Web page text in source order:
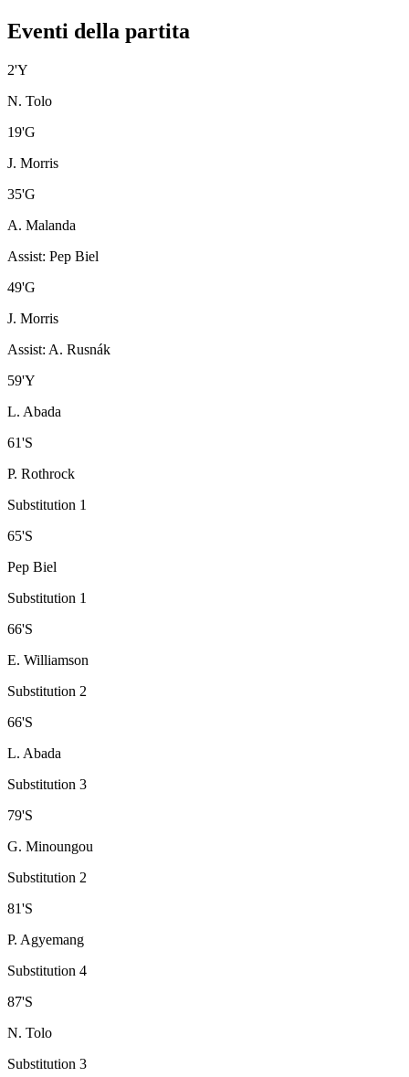
Eventi della partita
2'Y
N. Tolo
19'G
J. Morris
35'G
A. Malanda
Assist: Pep Biel
49'G
J. Morris
Assist: A. Rusnák
59'Y
L. Abada
61'S
P. Rothrock
Substitution 1
65'S
Pep Biel
Substitution 1
66'S
E. Williamson
Substitution 2
66'S
L. Abada
Substitution 3
79'S
G. Minoungou
Substitution 2
81'S
P. Agyemang
Substitution 4
87'S
N. Tolo
Substitution 3